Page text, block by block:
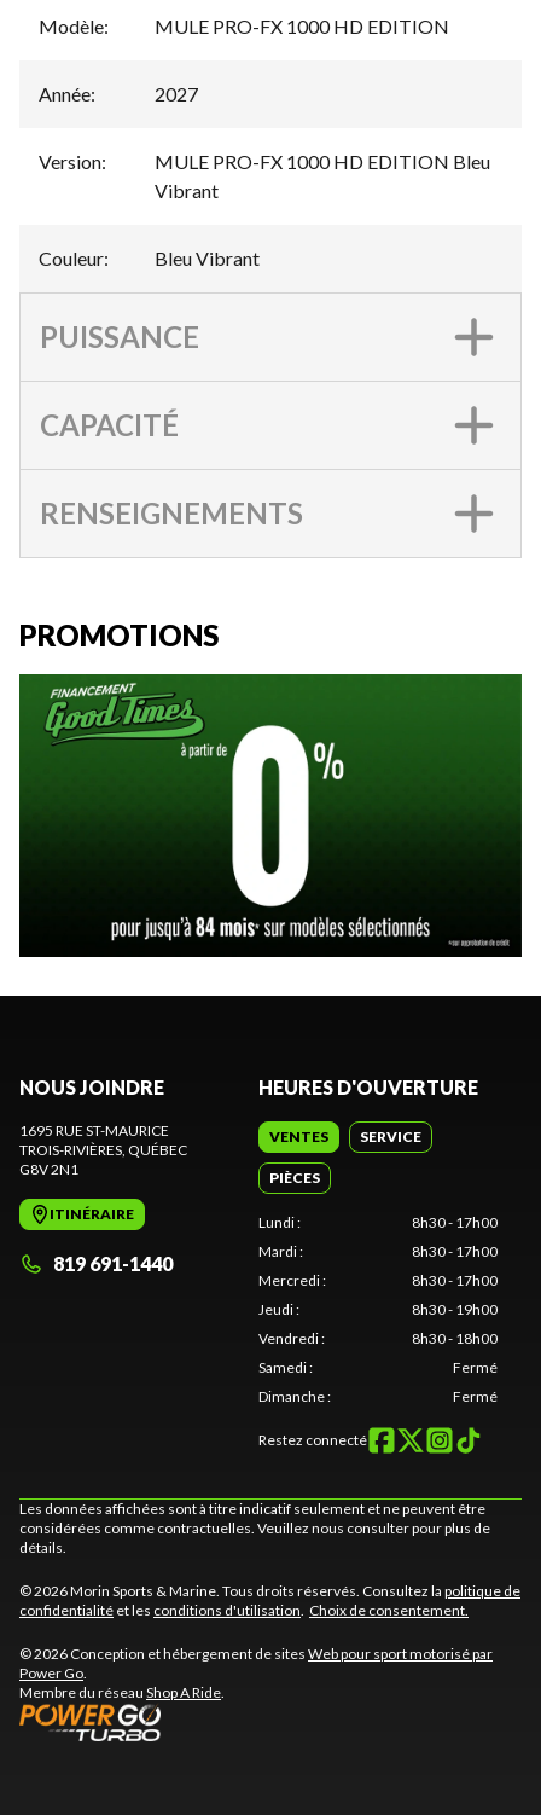
Modèle: MULE PRO-FX 1000 HD EDITION
Année: 2027
Version:
MULE PRO-FX 1000 HD EDITION Bleu
Vibrant
Couleur: Bleu Vibrant
PUISSANCE
CAPACITÉ
RENSEIGNEMENTS
PROMOTIONS
NOUS JOINDRE
1695 RUE ST-MAURICE
TROIS-RIVIÈRES , QUÉBEC
G8V 2N1
ITINÉRAIRE
819 691-1440
HEURES D'OUVERTURE
VENTES SERVICE
PIÈCES
Lundi:
8h30 - 17h00
Mardi:
8h30 - 17h00
Mercredi:
8h30 - 17h00
Jeudi:
8h30 - 19h00
Vendredi:
8h30 - 18h00
Samedi:
Fermé
Dimanche: Fermé
Restez connecté
Les données affichées sont à titre indicatif seulement et ne peuvent être
considérées comme contractuelles. Veuillez nous consulter pour plus de
détails.
© 2026 Morin Sports & Marine. Tous droits réservés. Consultez la politique de
confidentialité et les conditions d'utilisation Choix de consentement.
© 2026 Conception et hébergement de sites Web pour sport motorisé par
Power Go
Membre du réseau Shop A Ride